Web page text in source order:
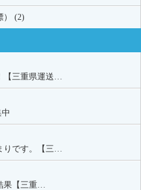
） (2)
【三重県運送…
です。【三…
果【三重…